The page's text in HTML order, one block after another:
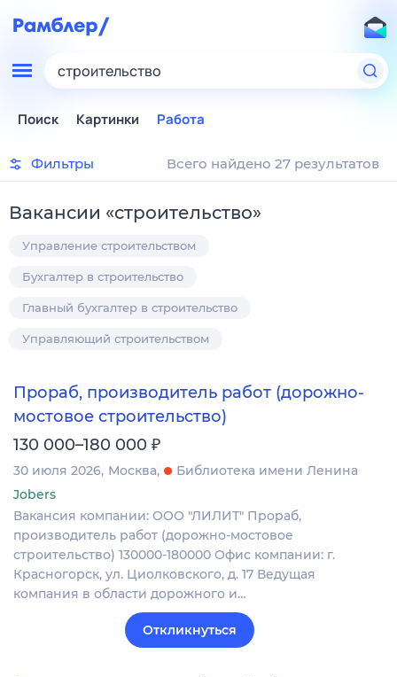
строительство
Поиск Картинки Работа
Фильтры Всего найдено 27 результатов
Вакансии «строительство»
Управление строительством
Бухгалтер в строительство
Главный бухгалтер в строительство
Управляющий строительством
Прораб, производитель работ (дорожно-
мостовое строительство)
130 000–180 000 ₽
30 июля 2026 Москва
Библиотека имени Ленина
Jobers
Вакансия компании: ООО "ЛИЛИТ" Прораб,
производитель работ (дорожно-мостовое
строительство) 130000-180000 Офис компании: г.
Красногорск, ул. Циолковского, д. 17 Ведущая
компания в области дорожного и…
Откликнуться